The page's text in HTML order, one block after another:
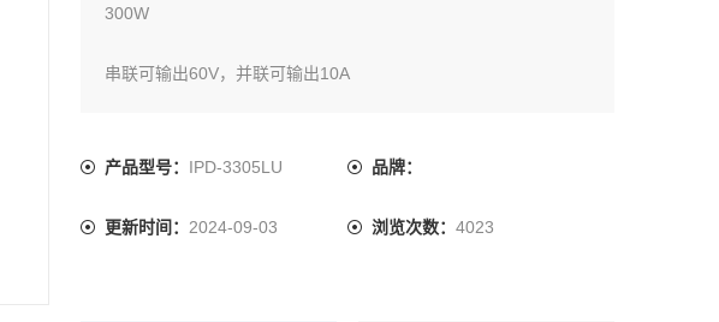
300W
串联可输出60V，并联可输出10A
产品型号： IPD-3305LU 品牌：
更新时间： 2024-09-03 浏览次数： 4023